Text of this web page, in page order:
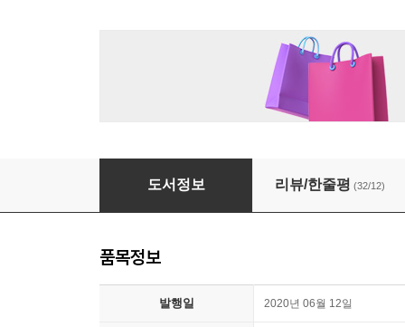
밤의 얼굴들
도서정보 리뷰/한줄평 (32/12)
품목정보
발행일 2020년 06월 12일